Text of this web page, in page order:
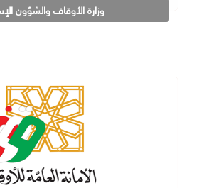
وزارة الأوقاف والشؤون